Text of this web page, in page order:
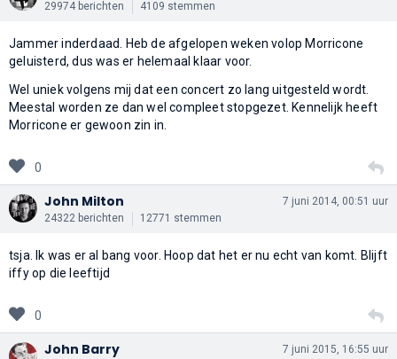
29974 berichten 4109 stemmen
Jammer inderdaad. Heb de afgelopen weken volop Morricone
geluisterd, dus was er helemaal klaar voor.
Wel uniek volgens mij dat een concert zo lang uitgesteld wordt.
Meestal worden ze dan wel compleet stopgezet. Kennelijk heeft
Morricone er gewoon zin in.
0
John Milton
24322 berichten 12771 stemmen
7 juni 2014, 00:51 uur
tsja. Ik was er al bang voor. Hoop dat het er nu echt van komt. Blijft
iffy op die leeftijd
0
John Barry 7 juni 2015, 16:55 uur